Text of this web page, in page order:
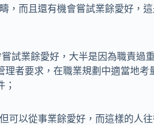
，而且還有機會嘗試業餘愛好，
試業餘愛好，大半是因為職責過
理者要求，在職業規劃中適當地
；
可以從事業餘愛好，而這樣的人